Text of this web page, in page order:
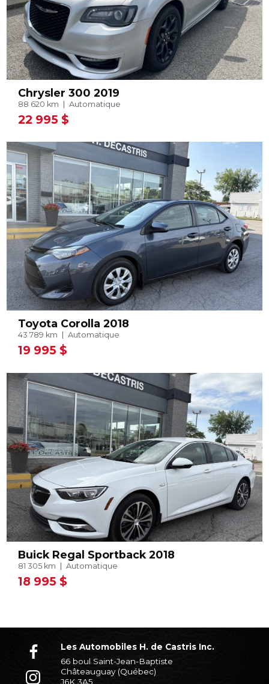
Chrysler 300 2019
88 620 km Automatique
22 995 $
Toyota Corolla 2018
43 789 km Automatique
19 995 $
Buick Regal Sportback 2018
81 305 km Automatique
18 995 $
Les Automobiles H. de Castris Inc.
66 boul Saint-Jean-Baptiste
Châteauguay (Québec)
J6K 3A5